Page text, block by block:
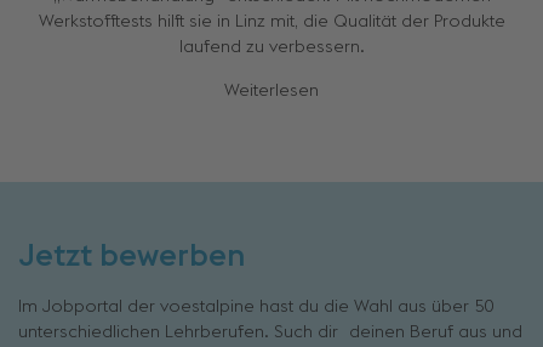
Werkstofftests hilft sie in Linz mit, die Qualität der Produkte
laufend zu verbessern.
Weiterlesen
Jetzt bewerben
Im Jobportal der voestalpine hast du die Wahl aus über 50
unterschiedlichen Lehrberufen. Such dir deinen Beruf aus und